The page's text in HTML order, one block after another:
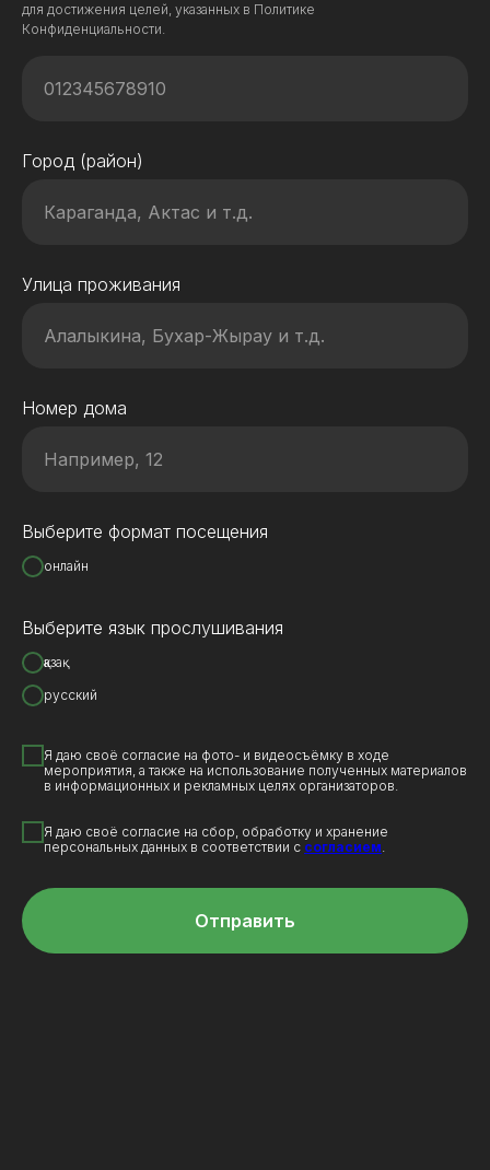
для достижения целей, указанных в Политике
Конфиденциальности.
Город (район)
Улица проживания
Номер дома
Выберите формат посещения
онлайн
Выберите язык прослушивания
қазақ
русский
Я даю своё согласие на фото- и видеосъёмку в ходе
мероприятия, а также на использование полученных материалов
в информационных и рекламных целях организаторов.
Я даю своё согласие на сбор, обработку и хранение
персональных данных в соответствии с согласием
Отправить